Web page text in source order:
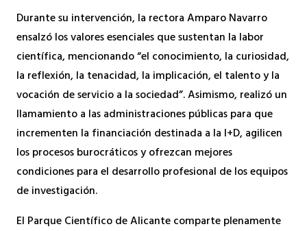
Durante su intervención, la rectora Amparo Navarro
ensalzó los valores esenciales que sustentan la labor
científica, mencionando “el conocimiento, la curiosidad,
la reflexión, la tenacidad, la implicación, el talento y la
vocación de servicio a la sociedad”. Asimismo, realizó un
llamamiento a las administraciones públicas para que
incrementen la financiación destinada a la I+D, agilicen
los procesos burocráticos y ofrezcan mejores
condiciones para el desarrollo profesional de los equipos
de investigación.
El Parque Científico de Alicante comparte plenamente